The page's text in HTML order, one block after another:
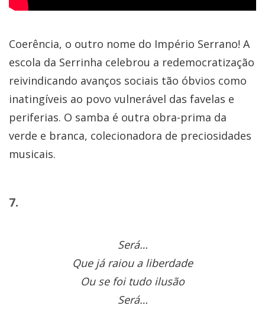
Coerência, o outro nome do Império Serrano! A
escola da Serrinha celebrou a redemocratização
reivindicando avanços sociais tão óbvios como
inatingíveis ao povo vulnerável das favelas e
periferias. O samba é outra obra-prima da
verde e branca, colecionadora de preciosidades
musicais.
7.
Será…
Que já raiou a liberdade
Ou se foi tudo ilusão
Será…